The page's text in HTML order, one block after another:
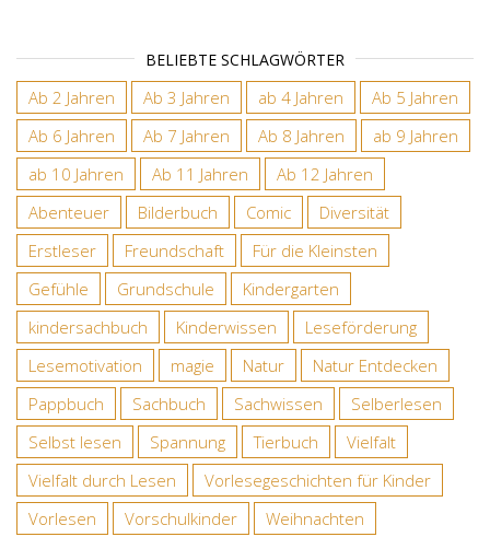
BELIEBTE SCHLAGWÖRTER
Ab 2 Jahren Ab 3 Jahren ab 4 Jahren
Ab 5 Jahren
Ab 6 Jahren
Ab 7 Jahren Ab 8 Jahren
ab 9 Jahren
ab 10 Jahren
Ab 11 Jahren
Ab 12 Jahren
Abenteuer
Bilderbuch Comic
Diversität
Erstleser
Freundschaft
Für die Kleinsten
Gefühle
Grundschule
Kindergarten
kindersachbuch
Kinderwissen
Leseförderung
Lesemotivation
magie Natur
Natur Entdecken
Pappbuch
Sachbuch Sachwissen
Selberlesen
Selbst lesen
Spannung Tierbuch
Vielfalt
Vielfalt durch Lesen
Vorlesegeschichten für Kinder
Vorlesen
Vorschulkinder
Weihnachten